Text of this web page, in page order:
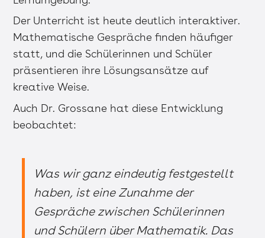
Der Unterricht ist heute deutlich interaktiver.
Mathematische Gespräche finden häufiger
statt, und die Schülerinnen und Schüler
präsentieren ihre Lösungsansätze auf
kreative Weise.
Auch Dr. Grossane hat diese Entwicklung
beobachtet:
Was wir ganz eindeutig festgestellt
haben, ist eine Zunahme der
Gespräche zwischen Schülerinnen
und Schülern über Mathematik. Das